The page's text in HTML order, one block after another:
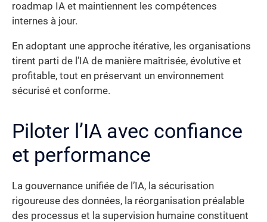
roadmap IA et maintiennent les compétences
internes à jour.
En adoptant une approche itérative, les organisations
tirent parti de l’IA de manière maîtrisée, évolutive et
profitable, tout en préservant un environnement
sécurisé et conforme.
Piloter l’IA avec confiance
et performance
La gouvernance unifiée de l’IA, la sécurisation
rigoureuse des données, la réorganisation préalable
des processus et la supervision humaine constituent